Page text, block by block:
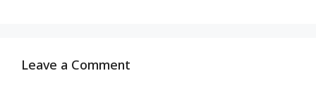
Leave a Comment